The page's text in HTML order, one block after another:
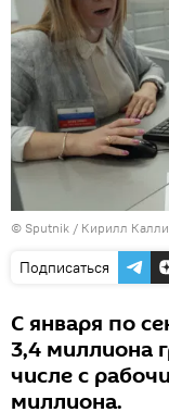
© Sputnik / Кирилл
Подписаться
С января по
3,4 миллиона
числе с
миллиона.